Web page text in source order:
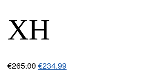
XH
€265.00€234.99